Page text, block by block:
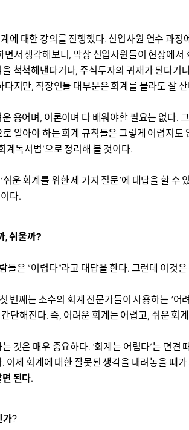
에 대한 강의를 진행했다. 신입사원 연수 과
서 생각해보니, 막상 신입사원들이 현장에
척척해낸다거나, 주식투자의 귀재가 된다거
지만, 직장인들 대부분은 회계를 몰라도 잘
용어며, 이론이며 다 배워야할 필요는 없다.
알아야 하는 회계 규칙들은 그렇게 어렵지
계독서법’으로 정리해 볼 것이다.
운 회계를 위한 세 가지 질문’에 대답을 할
다.
, 쉬울까?
들은 “어렵다”라고 대답을 한다. 그런데 이것
번째는 소수의 회계 전문가들이 사용하는 ‘어
단해진다. 즉, 어려운 회계는 어렵고, 쉬운 회
것은 매우 중요하다. ‘회계는 어렵다’는 편
이제 회계에 대한 잘못된 생각을 내려놓을 때
된다.
가?